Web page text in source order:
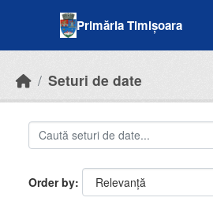
Primăria Timișoara
Seturi de date
Order by